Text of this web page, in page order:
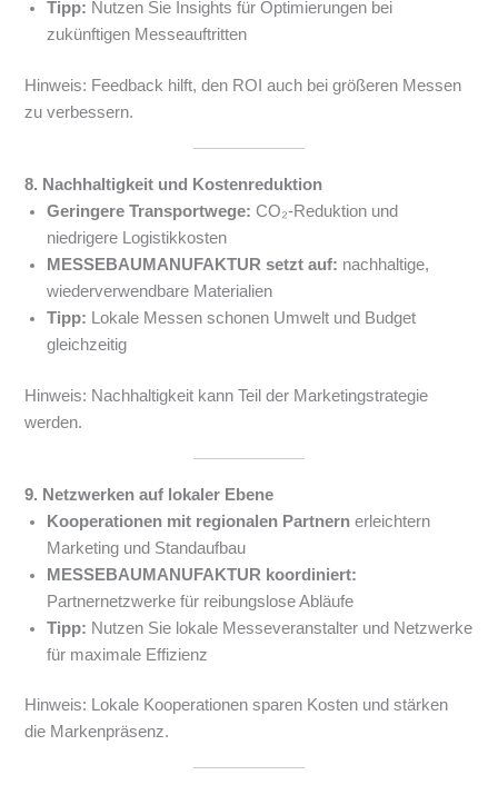
Tipp: Nutzen Sie Insights für Optimierungen bei
zukünftigen Messeauftritten
Hinweis: Feedback hilft, den ROI auch bei größeren Messen
zu verbessern.
8. Nachhaltigkeit und Kostenreduktion
Geringere Transportwege: CO₂-Reduktion und
niedrigere Logistikkosten
MESSEBAUMANUFAKTUR setzt auf: nachhaltige,
wiederverwendbare Materialien
Tipp: Lokale Messen schonen Umwelt und Budget
gleichzeitig
Hinweis: Nachhaltigkeit kann Teil der Marketingstrategie
werden.
9. Netzwerken auf lokaler Ebene
Kooperationen mit regionalen Partnern erleichtern
Marketing und Standaufbau
MESSEBAUMANUFAKTUR koordiniert:
Partnernetzwerke für reibungslose Abläufe
Tipp: Nutzen Sie lokale Messeveranstalter und Netzwerke
für maximale Effizienz
Hinweis: Lokale Kooperationen sparen Kosten und stärken
die Markenpräsenz.